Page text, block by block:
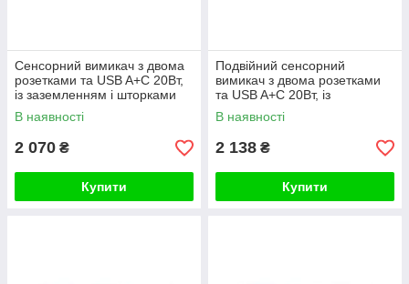
Сенсорний вимикач з двома
розетками та USB A+C 20Вт,
із заземленням і шторками
ELIOS 16А 230В білий скло
В наявності
2 070 ₴
Купити
Подвійний сенсорний
вимикач з двома розетками
та USB A+C 20Вт, із
заземленням і шторками
ELIOS білий скло
В наявності
2 138 ₴
Купити